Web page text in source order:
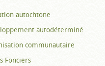
autochtone
autodéterminé
communautaire
Fonciers